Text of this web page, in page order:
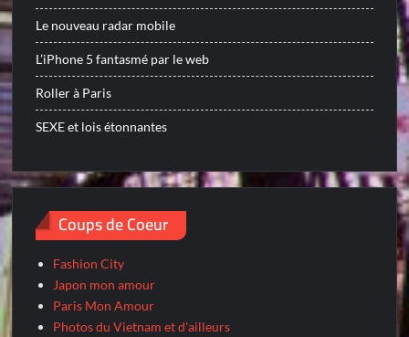
Le nouveau radar mobile
L’iPhone 5 fantasmé par le web
Roller à Paris
SEXE et lois étonnantes
Coups de Coeur
Fashion City
Japon mon amour
Paris Mon Amour
Photos du Vietnam et d'ailleurs